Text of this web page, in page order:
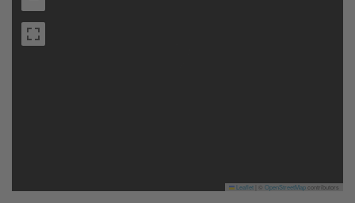
Leaflet OpenStreetMapcontributors